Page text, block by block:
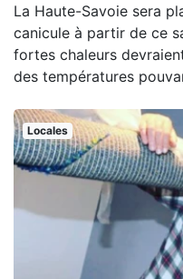
La Haute-Savoie sera
canicule à partir de ce
fortes chaleurs
des températures
Locales